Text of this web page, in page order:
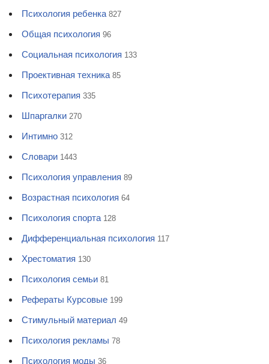
Психология ребенка 827
Общая психология 96
Социальная психология 133
Проективная техника 85
Психотерапия 335
Шпаргалки 270
Интимно 312
Словари 1443
Психология управления 89
Возрастная психология 64
Психология спорта 128
Дифференциальная психология 117
Хрестоматия 130
Психология семьи 81
Рефераты Курсовые 199
Стимульный материал 49
Психология рекламы 78
Психология моды 36